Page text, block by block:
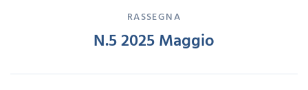
RASSEGNA
N.5 2025 Maggio